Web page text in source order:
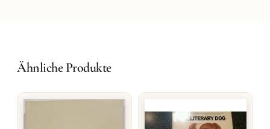
Ähnliche Produkte